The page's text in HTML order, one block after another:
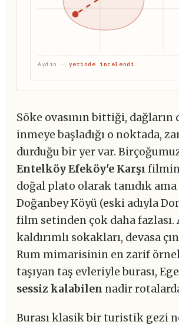
Aydın · yerinde incelendi
Söke ovasının bittiği, dağların
inmeye başladığı o noktada,
durduğu bir yer var.
Entelköy Efeköy'e Karşı
doğal plato olarak tanıdık
Doğanbey Köyü (eski adıyla
film setinden çok daha fazlası.
kaldırımlı sokakları, devasa
Rum mimarisinin en zarif
taşıyan taş evleriyle burası,
sessiz kalabilen nadir
Burası klasik bir turistik gezi